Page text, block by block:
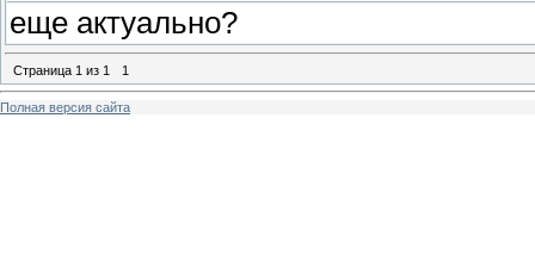
еще актуально?
Страница 1 из 1 1
Полная версия сайта